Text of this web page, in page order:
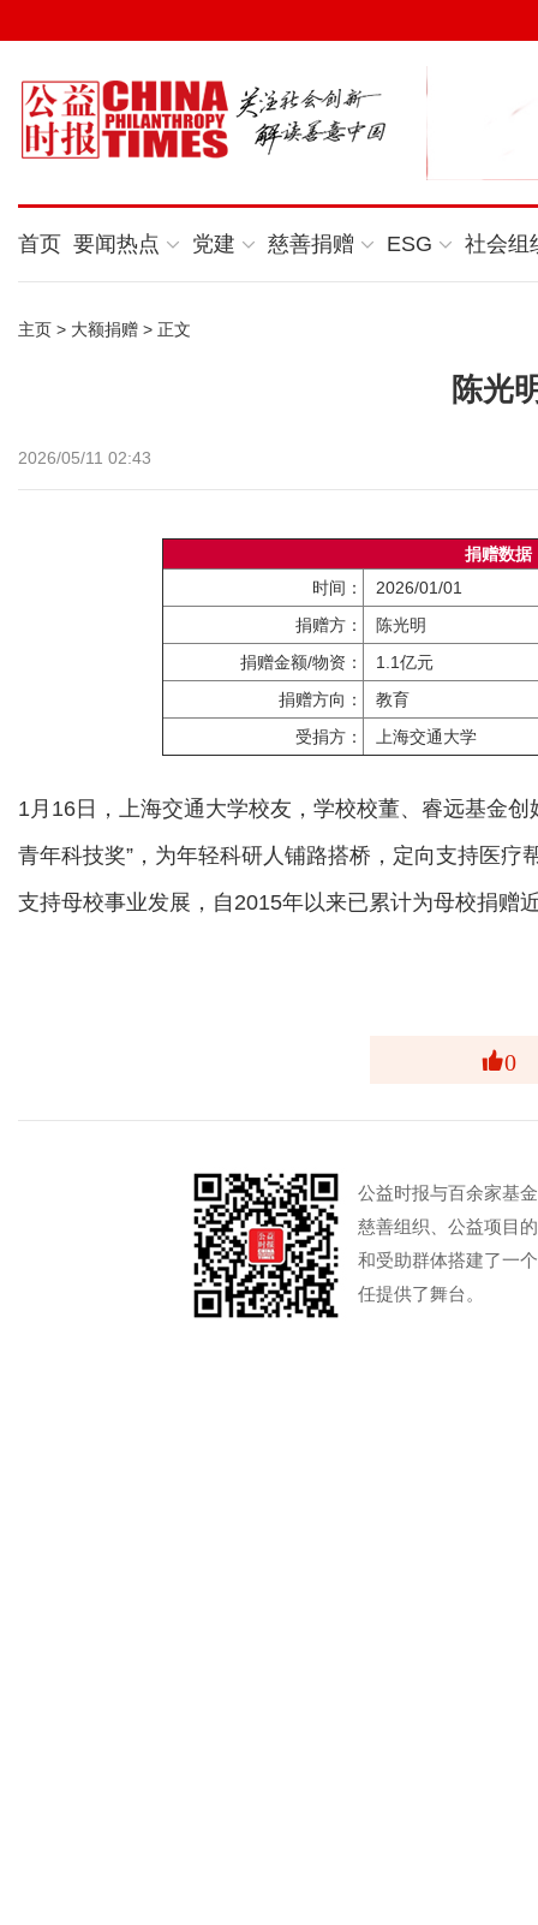
首页 要闻热点 党建 慈善捐赠 ESG 社会组
主页 > 大额捐赠 > 正文
陈光
2026/05/11 02:43
捐赠数据
时间：
2026/01/01
捐赠方：
陈光明
捐赠金额/物资：
1.1亿元
捐赠方向：
教育
受捐方：
上海交通大学
1月16日，上海交通大学校友，学校校董、睿远基金
青年科技奖”，为年轻科研人铺路搭桥，定向支持医
支持母校事业发展，自2015年以来已累计为母校捐赠
0
公益时报与百余家基
慈善组织、公益项目
和受助群体搭建了一
任提供了舞台。